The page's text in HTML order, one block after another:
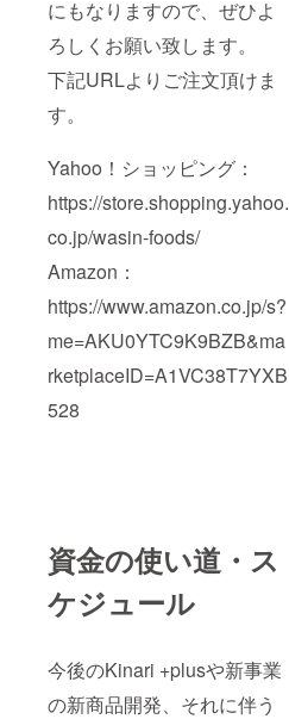
にもなりますので、ぜひよ
ろしくお願い致します。
下記URLよりご注文頂けま
す。
Yahoo！ショッピング：
https://store.shopping.yahoo.
co.jp/wasin-foods/
Amazon：
https://www.amazon.co.jp/s?
me=AKU0YTC9K9BZB&ma
rketplaceID=A1VC38T7YXB
528
資金の使い道・ス
ケジュール
今後のKinari +plusや新事業
の新商品開発、それに伴う